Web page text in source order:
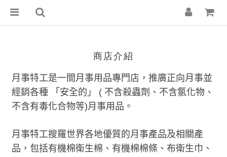
商店介紹
月事特工是一間月事用品專門店，推廣正向月事並
經銷各種
「安全的」 ( 不含殺蟲劑、不含氯化物、
不含有毒化合物等)月事用品。
月事特工搜羅世界各地優質的月事產品及相關產
品，包括有機棉衛生棉、有機棉棉條、布衛生巾、